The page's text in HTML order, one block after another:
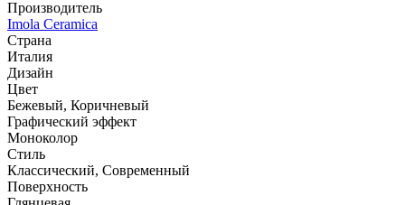
Производитель
Imola Ceramica
Страна
Италия
Дизайн
Цвет
Бежевый, Коричневый
Графический эффект
Моноколор
Стиль
Классический, Современный
Поверхность